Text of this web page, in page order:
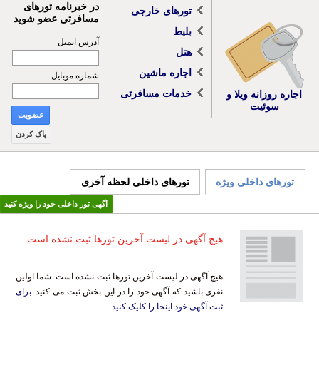
اجاره روزانه ویلا و
سوئیت
تورهای خارجی
بلیط
هتل
اجاره ماشین
خدمات مسافرتی
در خبرنامه تورهای
مسافرتی عضو شوید
آدرس ایمیل
شماره موبایل
عضویت
پاک کردن
تورهای داخلی ویژه تورهای داخلی لحظه آخری
آگهی تور داخلی خود را ویژه کنید
هیچ آگهی در لیست آخرین تورها ثبت نشده است.
هیچ آگهی در لیست آخرین تورها ثبت نشده است. شما اولین
نفری باشید که آگهی خود را در این بخش ثبت می کنید.برای
ثبت آگهی خود اینجا را کلیک کنید.